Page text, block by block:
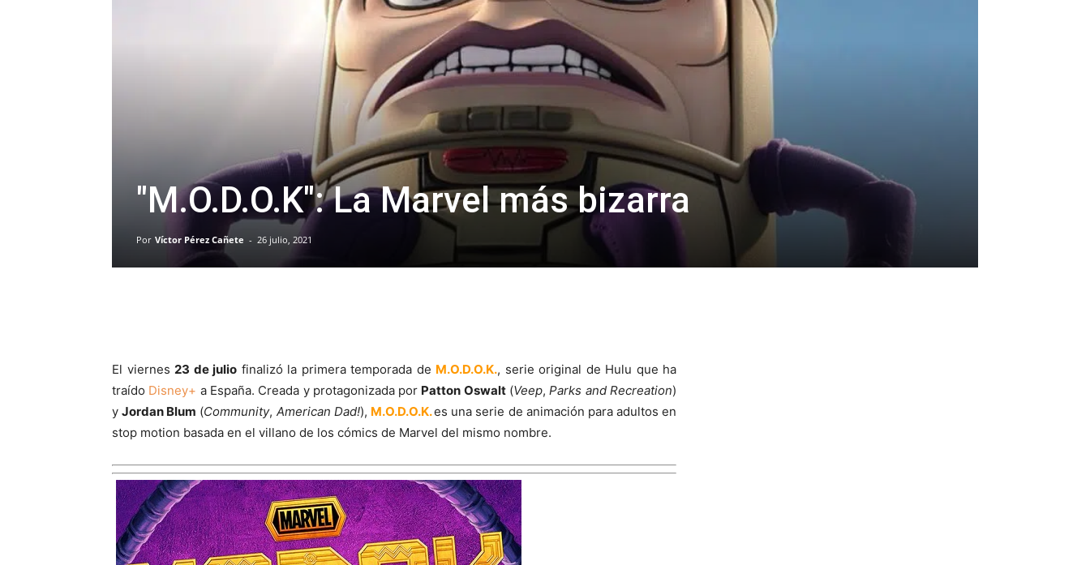
"M.O.D.O.K": La Marvel más bizarra
Por Víctor Pérez Cañete - 26 julio, 2021
El viernes 23 de julio finalizó la primera temporada de M.O.D.O.K., serie original de Hulu que ha
traído Disney+ a España. Creada y protagonizada por Patton Oswalt(Veep,Parks and Recreation)
yJordan Blum (Community, American Dad!), M.O.D.O.K.es una serie de animación para adultos en
stop motion basada en el villano de los cómics de Marvel del mismo nombre.